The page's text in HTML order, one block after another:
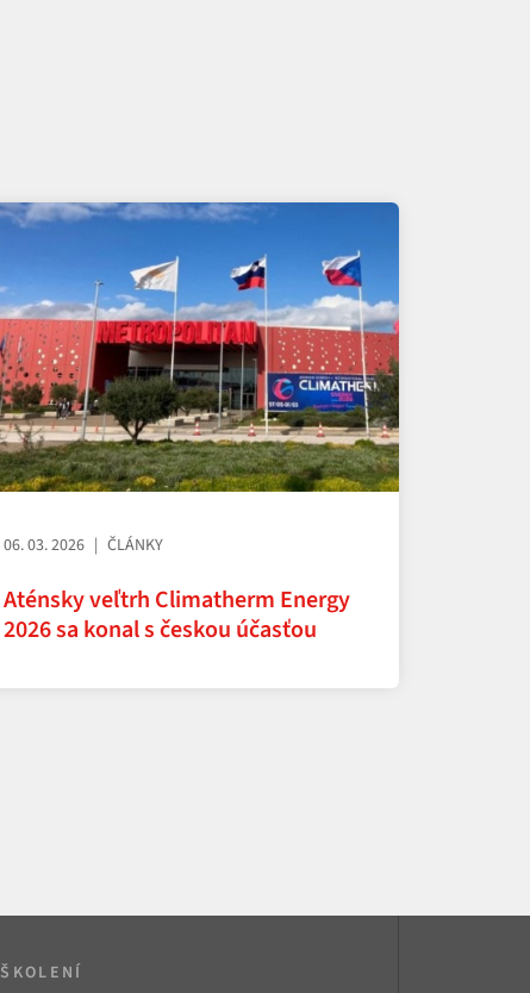
06. 03. 2026 ČLÁNKY
Aténsky veľtrh Climatherm Energy
2026 sa konal s českou účasťou
ŠKOLENÍ